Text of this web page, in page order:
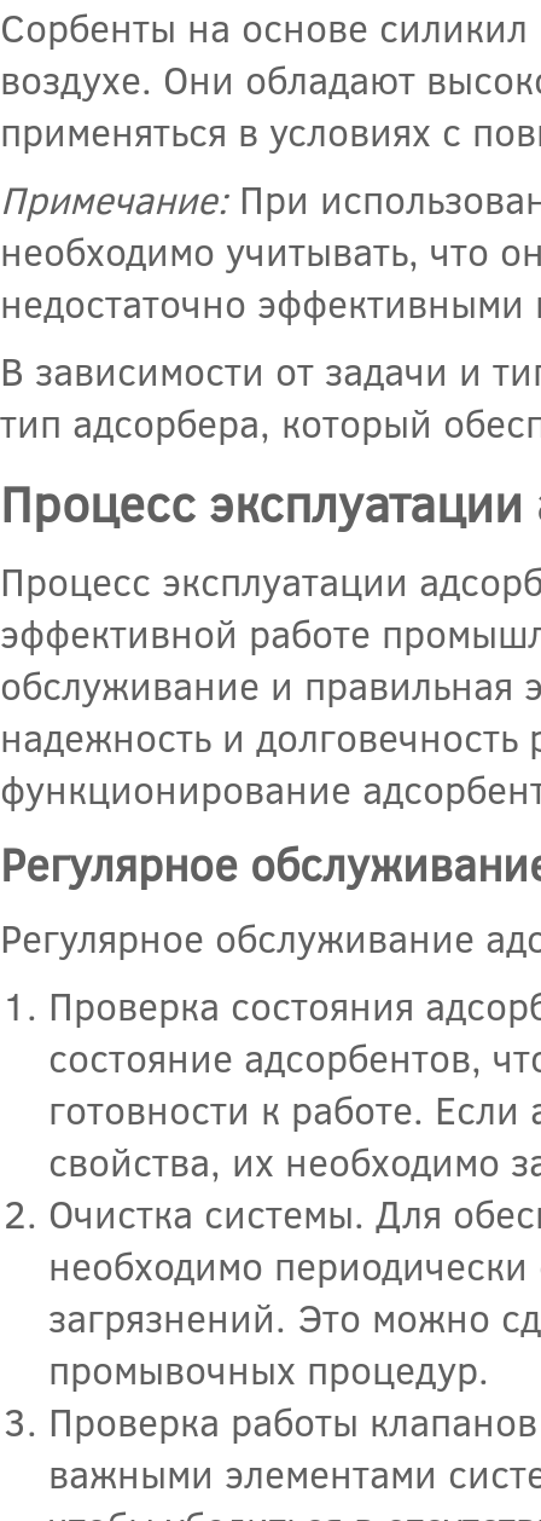
Сорбенты на основе силикил
воздухе. Они обладают
применяться в условиях с
Примечание:При
необходимо учитывать, что
недостаточно
В зависимости от задачи и
тип адсорбера, который
Процесс
Процесс эксплуатации
эффективной работе
обслуживание и правильная
надежность и
функционирование
Регулярное
Регулярное обслуживание
Проверка состояния
состояние адсорбентов,
готовности к работе.
свойства, их необходимо
Очистка системы. Для
необходимо
загрязнений. Это можно
промывочных процедур.
Проверка работы
важными элементами